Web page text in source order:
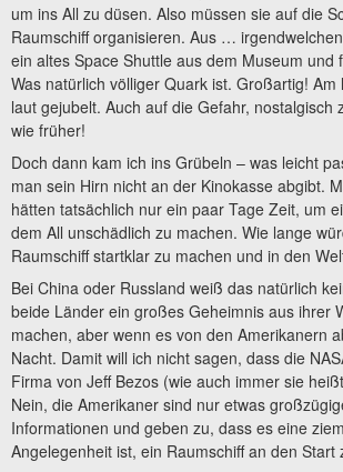
um ins All zu düsen. Also müssen sie auf die
Raumschiff organisieren. Aus …
ein altes Space Shuttle aus dem Museum und
Was natürlich völliger Quark ist. Großartig! Am
laut gejubelt. Auch auf die Gefahr, nostalgisch
wie früher!
Doch dann kam ich ins Grübeln – was leicht
man sein Hirn nicht an der Kinokasse abgibt.
hätten tatsächlich nur ein paar Tage Zeit, um
dem All unschädlich zu machen. Wie lange
Raumschiff startklar zu machen und in den
Bei China oder Russland weiß das natürlich
beide Länder ein großes Geheimnis aus ihrer
machen, aber wenn es von den Amerikanern
Nacht. Damit will ich nicht sagen, dass die
Firma von Jeff Bezos (wie auch immer sie
Nein, die Amerikaner sind nur etwas
Informationen und geben zu, dass es eine
Angelegenheit ist, ein Raumschiff an den Start